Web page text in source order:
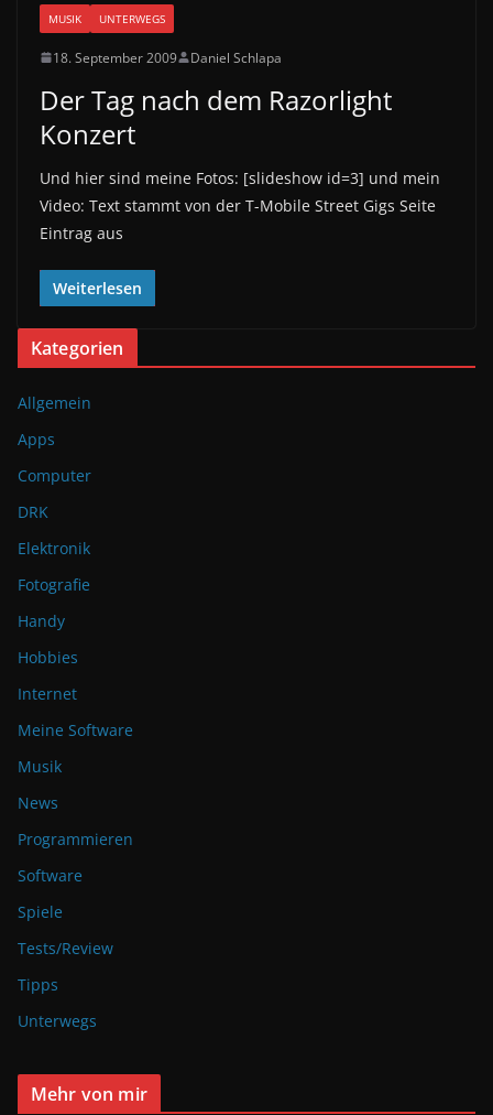
MUSIK UNTERWEGS
18. September 2009 Daniel Schlapa
Der Tag nach dem Razorlight
Konzert
Und hier sind meine Fotos: [slideshow id=3] und mein
Video: Text stammt von der T-Mobile Street Gigs Seite
Eintrag aus
Weiterlesen
Kategorien
Allgemein
Apps
Computer
DRK
Elektronik
Fotografie
Handy
Hobbies
Internet
Meine Software
Musik
News
Programmieren
Software
Spiele
Tests/Review
Tipps
Unterwegs
Mehr von mir